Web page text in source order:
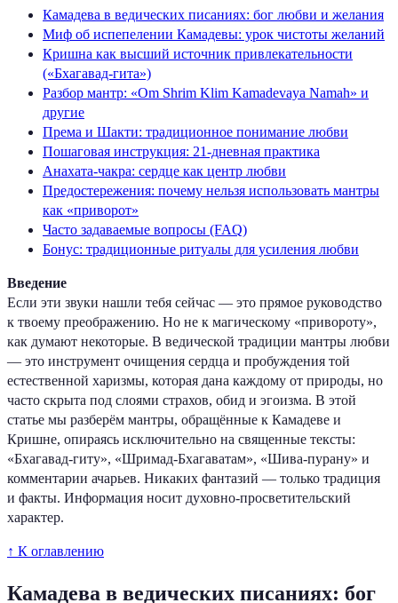
Камадева в ведических писаниях: бог любви и желания
Миф об испепелении Камадевы: урок чистоты желаний
Кришна как высший источник привлекательности
(«Бхагавад-гита»)
Разбор мантр: «Om Shrim Klim Kamadevaya Namah» и
другие
Према и Шакти: традиционное понимание любви
Пошаговая инструкция: 21-дневная практика
Анахата-чакра: сердце как центр любви
Предостережения: почему нельзя использовать мантры
как «приворот»
Часто задаваемые вопросы (FAQ)
Бонус: традиционные ритуалы для усиления любви
Введение
Если эти звуки нашли тебя сейчас — это прямое руководство
к твоему преображению. Но не к магическому «привороту»,
как думают некоторые. В ведической традиции мантры любви
— это инструмент очищения сердца и пробуждения той
естественной харизмы, которая дана каждому от природы, но
часто скрыта под слоями страхов, обид и эгоизма. В этой
статье мы разберём мантры, обращённые к Камадеве и
Кришне, опираясь исключительно на священные тексты:
«Бхагавад-гиту», «Шримад-Бхагаватам», «Шива-пурану» и
комментарии ачарьев. Никаких фантазий — только традиция
и факты. Информация носит духовно-просветительский
характер.
↑ К оглавлению
Камадева в ведических писаниях: бог